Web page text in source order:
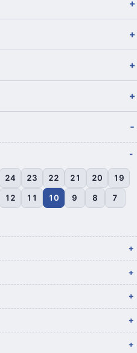
24 23 22 21 20 19
12 11 10 9 8 7